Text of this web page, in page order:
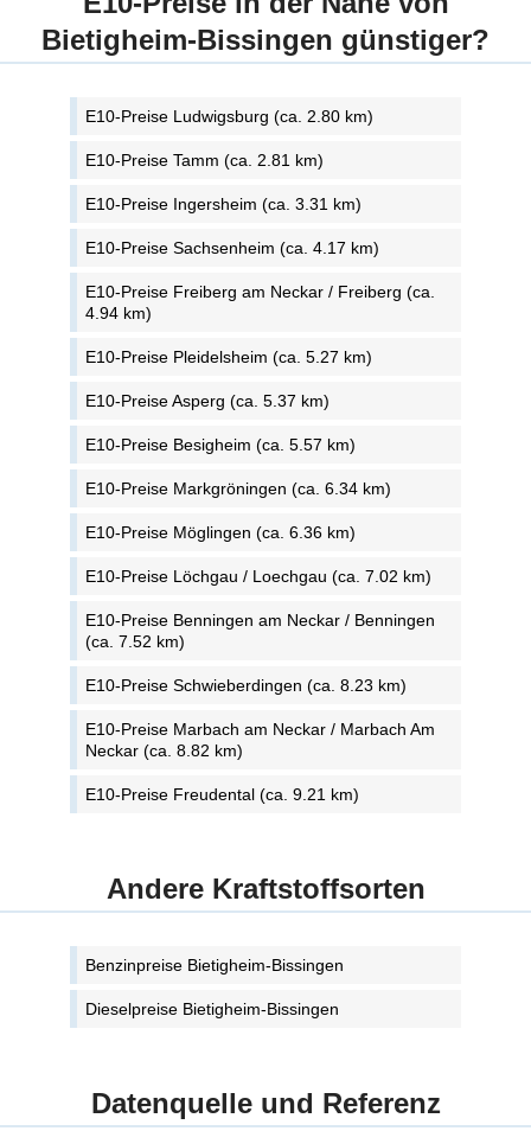
Bietigheim-Bissingen günstiger?
E10-Preise Ludwigsburg (ca. 2.80 km)
E10-Preise Tamm (ca. 2.81 km)
E10-Preise Ingersheim (ca. 3.31 km)
E10-Preise Sachsenheim (ca. 4.17 km)
E10-Preise Freiberg am Neckar / Freiberg (ca.
4.94 km)
E10-Preise Pleidelsheim (ca. 5.27 km)
E10-Preise Asperg (ca. 5.37 km)
E10-Preise Besigheim (ca. 5.57 km)
E10-Preise Markgröningen (ca. 6.34 km)
E10-Preise Möglingen (ca. 6.36 km)
E10-Preise Löchgau / Loechgau (ca. 7.02 km)
E10-Preise Benningen am Neckar / Benningen
(ca. 7.52 km)
E10-Preise Schwieberdingen (ca. 8.23 km)
E10-Preise Marbach am Neckar / Marbach Am
Neckar (ca. 8.82 km)
E10-Preise Freudental (ca. 9.21 km)
Andere Kraftstoffsorten
Benzinpreise Bietigheim-Bissingen
Dieselpreise Bietigheim-Bissingen
Datenquelle und Referenz